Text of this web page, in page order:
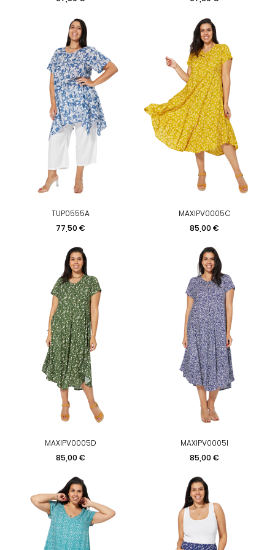
TUP0555A
Preis
77,50 €
MAXIPV0005C
Preis
85,00 €
MAXIPV0005D
Preis
85,00 €
MAXIPV0005I
Preis
85,00 €